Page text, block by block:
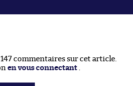
commentaires sur cet article.
en vous connectant